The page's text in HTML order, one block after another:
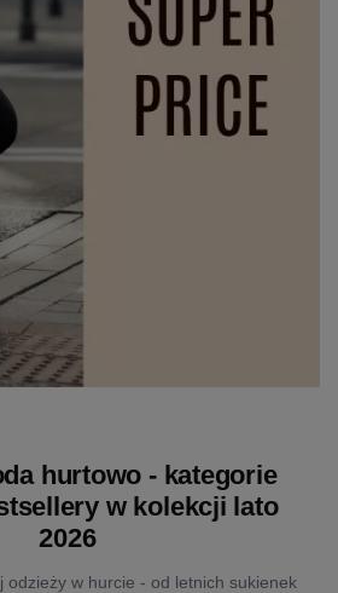
hurtowo - kategorie
w kolekcji lato
2026
odzieży w hurcie - od letnich sukienek